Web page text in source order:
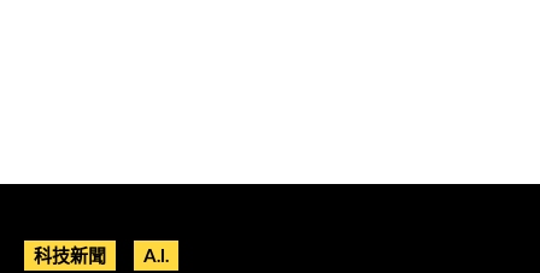
科技新聞 A.I.